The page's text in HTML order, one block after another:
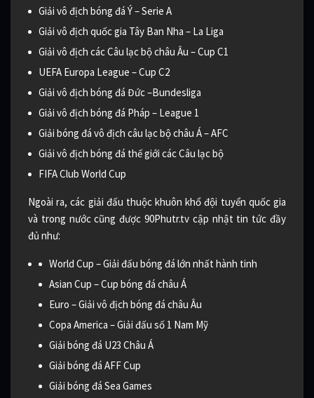
Giải vô địch bóng đá Ý – Serie A
Giải vô địch quốc gia Tây Ban Nha – La Liga
Giải vô địch các Câu lạc bộ châu Âu – Cup C1
UEFA Europa League – Cup C2
Giải vô địch bóng đá Đức –Bundesliga
Giải vô địch bóng đá Pháp – League 1
Giải bóng đá vô địch câu lạc bộ châu Á – AFC
Giải vô địch bóng đá thế giới các Câu lạc bộ
FIFA Club World Cup
Ngoài ra, các giải đấu thuộc khuôn khổ đội tuyển quốc gia
và trong nước cũng được 90Phutr.tv cập nhật tin tức đầy
đủ như:
World Cup – Giải đấu bóng đá lớn nhất hành tinh
Asian Cup – Cup bóng đá châu Á
Euro – Giải vô địch bóng đá châu Âu
Copa America – Giải đấu số 1 Nam Mỹ
Giải bóng đá U23 Châu Á
Giải bóng đá AFF Cup
Giải bóng đá Sea Games